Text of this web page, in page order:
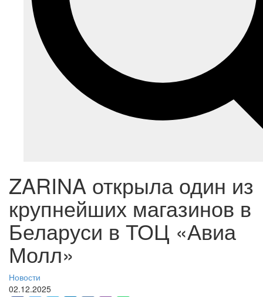
ZARINA открыла один из
крупнейших магазинов в
Беларуси в ТОЦ «Авиа
Молл»
Новости
02.12.2025